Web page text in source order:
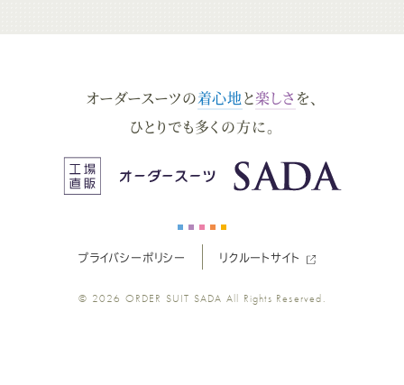
ー
ス
ツ
ー
ス
ー
ー
ス
ー
ツ
ー
ス
ツ
ス
ツ
オーダースーツの着心地と楽しさ を、
ひとりでも多くの方に。
プライバシーポリシー リクルートサイト
© 2026 ORDER SUIT SADA All Rights Reserved.